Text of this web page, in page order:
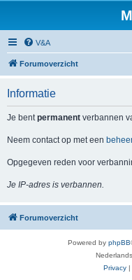
V&A
Forumoverzicht
Informatie
Je bentpermanent verbannen
Neem contact op met een
Opgegeven reden voor
Je IP-adres is verbannen.
Forumoverzicht
Powered by phpBB
Privacy |